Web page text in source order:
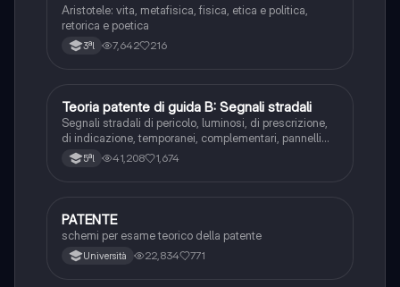
Aristotele: vita, metafisica, fisica, etica e politica,
retorica e poetica
3ªl 7,642 216
Ed. civ.
Teoria patente di guida B: Segnali stradali
Segnali stradali di pericolo, luminosi, di prescrizione,
di indicazione, temporanei, complementari, pannelli
integrativi, segnaletica orizzontale, segnalazioni
agenti del traffico, distanza di visibilità per l‘arresto,
5ªl 41,208 1,674
Altro
PATENTE
schemi per esame teorico della patente
Università 22,834 771